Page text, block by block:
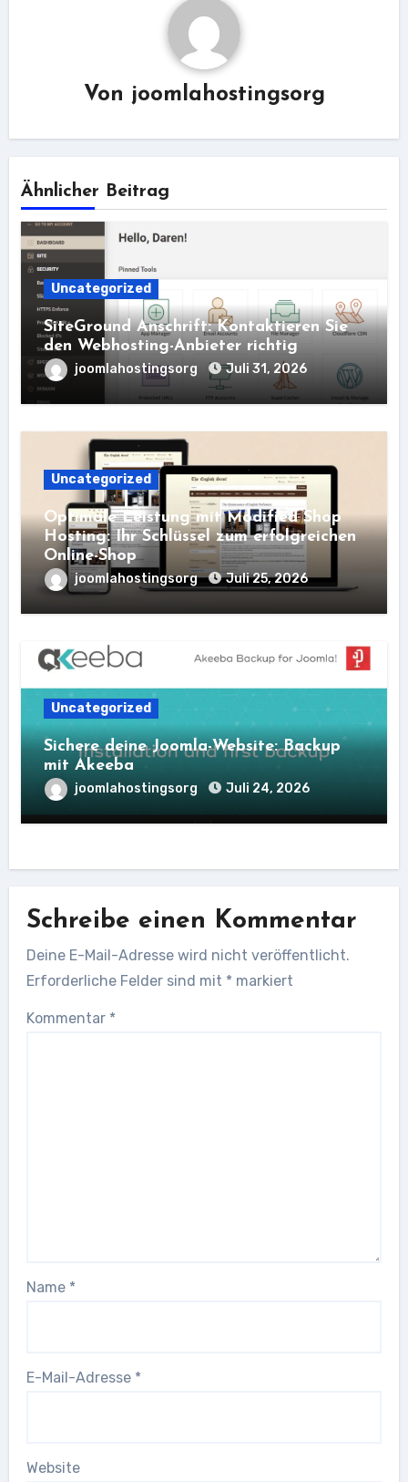
Von joomlahostingsorg
Ähnlicher Beitrag
Uncategorized
SiteGround Anschrift: Kontaktieren Sie
den Webhosting-Anbieter richtig
joomlahostingsorg Juli 31, 2026
Uncategorized
Optimale Leistung mit Modified Shop
Hosting: Ihr Schlüssel zum erfolgreichen
Online-Shop
joomlahostingsorg Juli 25, 2026
Uncategorized
Sichere deine Joomla-Website: Backup
mit Akeeba
joomlahostingsorg Juli 24, 2026
Schreibe einen Kommentar
Deine E-Mail-Adresse wird nicht veröffentlicht.
Erforderliche Felder sind mit * markiert
Kommentar *
Name *
E-Mail-Adresse *
Website